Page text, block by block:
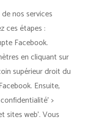
nos services
ces étapes :
Facebook.
en cliquant sur
supérieur droit du
Ensuite,
>
sites web’. Vous